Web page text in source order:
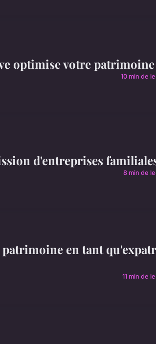
optimise votre patrimoine
10 min de
d'entreprises
8 min de
en tant
11 min de